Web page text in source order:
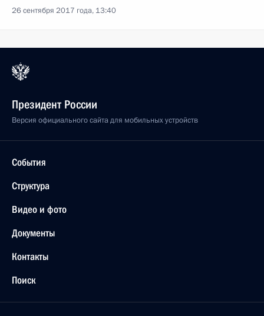
26 сентября 2017 года, 13:40
Президент России
Версия официального сайта для мобильных устройств
События
Структура
Видео и фото
Документы
Контакты
Поиск